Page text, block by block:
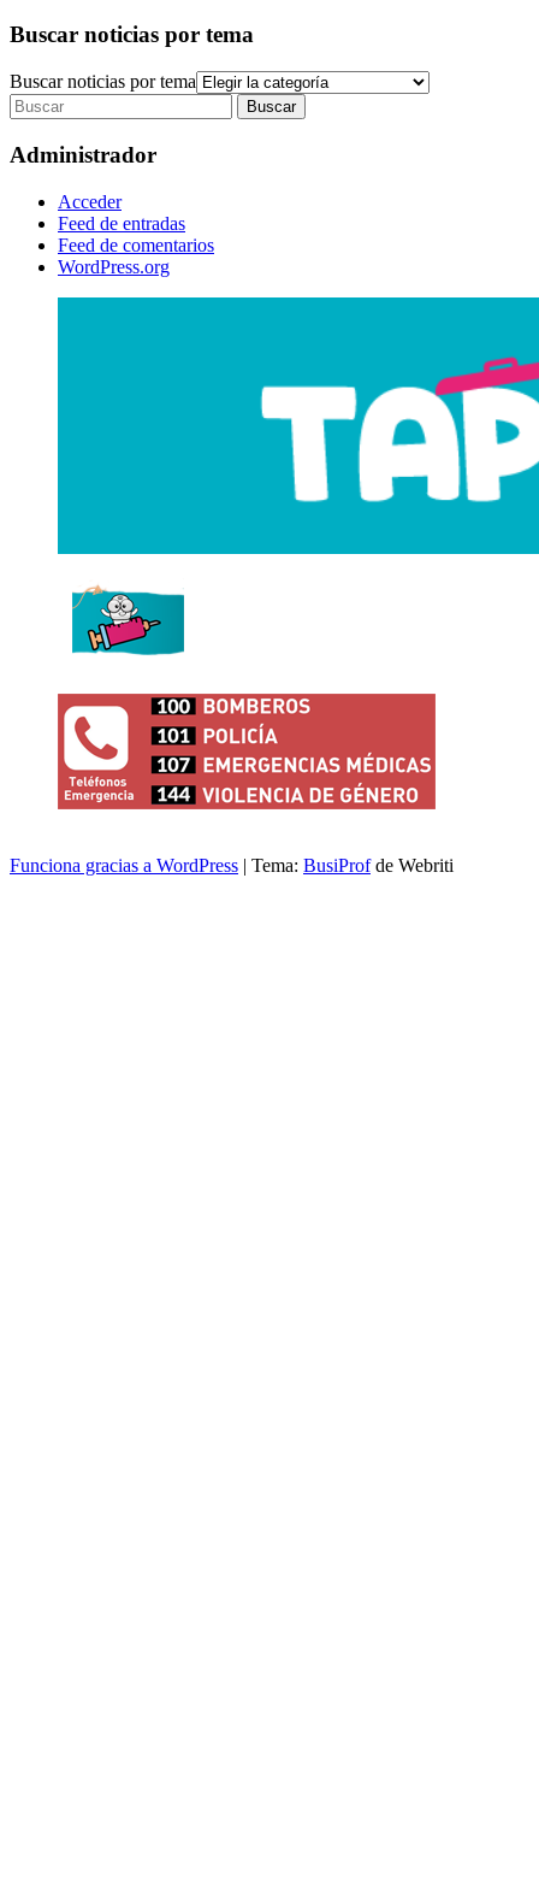
Buscar noticias por tema
Buscar noticias por tema
Administrador
Acceder
Feed de entradas
Feed de comentarios
WordPress.org
Funciona gracias a WordPress | Tema: BusiProfde Webriti